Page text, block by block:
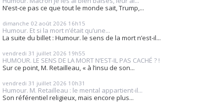
N’est-ce pas ce que tout le monde sait, Trump,...
dimanche 02 août 2026 16h15
Humour. Et si la mort n’était qu’une...
La suite du billet : Humour. le sens de la mort n’est-il...
vendredi 31 juillet 2026 19h55
HUMOUR. LE SENS DE LA MORT N’EST-IL PAS CACHÉ ? !
Sur ce point, M. Retailleau, « à l’insu de son...
vendredi 31 juillet 2026 10h31
Humour. M. Retailleau : le mental appartient-il...
Son référentiel religieux, mais encore plus...